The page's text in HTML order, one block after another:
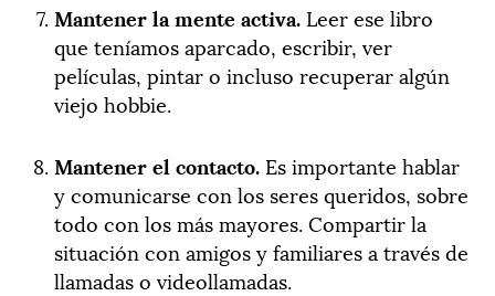
Mantener la mente activa. Leer ese libro
que teníamos aparcado, escribir, ver
películas, pintar o incluso recuperar algún
viejo hobbie.
Mantener el contacto. Es importante hablar
y comunicarse con los seres queridos, sobre
todo con los más mayores. Compartir la
situación con amigos y familiares a través de
llamadas o videollamadas.